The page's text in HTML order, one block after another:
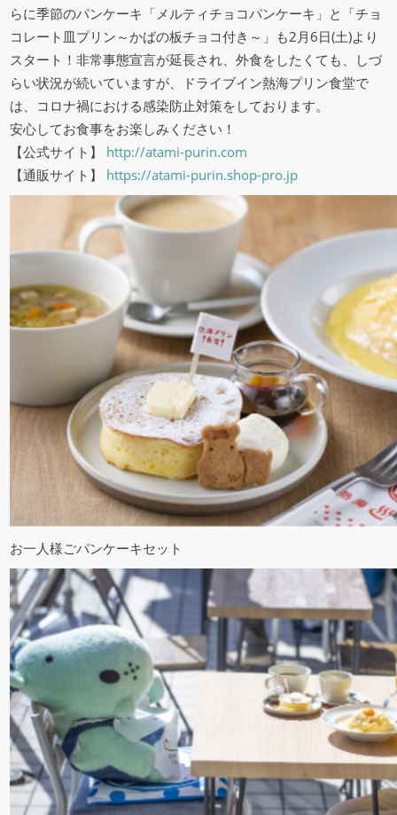
らに季節のパンケーキ「メルティチョコパンケーキ」と「チョ
コレート皿プリン～かばの板チョコ付き～」も2月6日(土)より
スタート！非常事態宣言が延長され、外食をしたくても、しづ
らい状況が続いていますが、ドライブイン熱海プリン食堂で
は、コロナ禍における感染防止対策をしております。
安心してお食事をお楽しみください！
【公式サイト】 http://atami-purin.com
【通販サイト】 https://atami-purin.shop-pro.jp
お一人様ごパンケーキセット